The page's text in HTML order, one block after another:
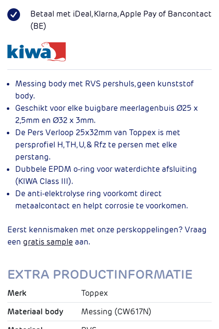
Betaal met iDeal, Klarna, Apple Pay of Bancontact
(BE)
Messing body met RVS pershuls, geen kunststof
body.
Geschikt voor elke buigbare meerlagenbuis Ø25 x
2,5mm en Ø32 x 3mm.
De Pers Verloop 25x32mm van Toppex is met
persprofiel H, TH, U, & Rfz te persen met elke
perstang.
Dubbele EPDM o-ring voor waterdichte afsluiting
(KIWA Class III).
De anti-elektrolyse ring voorkomt direct
metaalcontact en helpt corrosie te voorkomen.
Eerst kennismaken met onze perskoppelingen? Vraag
een gratis sample aan.
EXTRA PRODUCTINFORMATIE
Merk
Toppex
Materiaal body
Messing (CW617N)